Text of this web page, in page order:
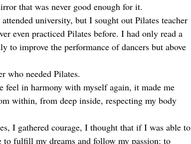
that was never good enough for it.
university, but I sought out Pilates teacher
even practiced Pilates before. I had only read a
to improve the performance of dancers but above
who needed Pilates.
feel in harmony with myself again, it made me
within, from deep inside, respecting my body
I gathered courage, I thought that if I was able to
fulfill my dreams and follow my passion: to